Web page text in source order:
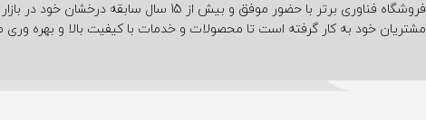
فروشگاه فناوری برتر با حضور موفق و بیش از
مشتریان خود به کار گرفته است تا محصولات و خدمات با کیفیت بالا و بهره وری